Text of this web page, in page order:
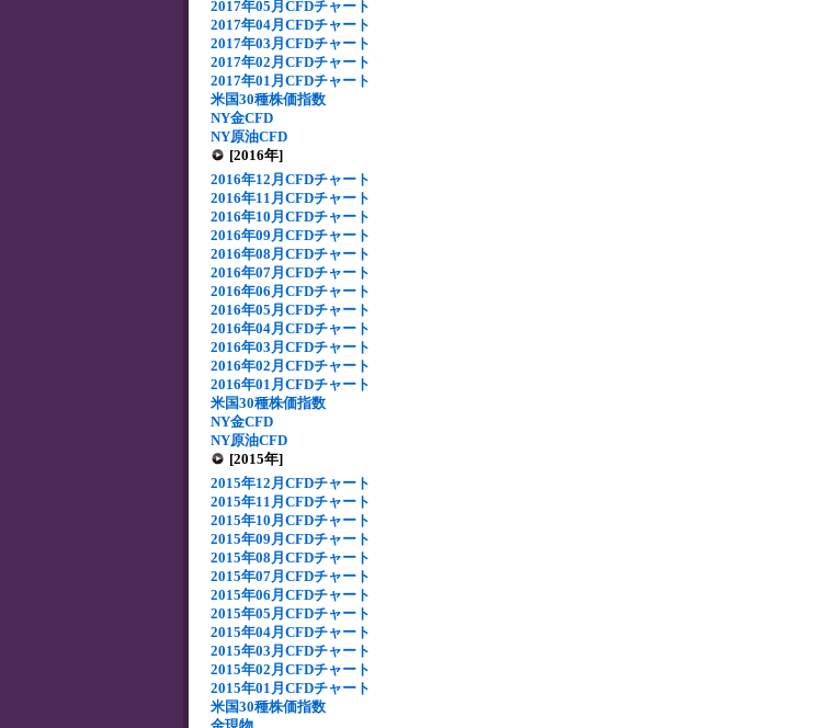
2017年05月CFDチャート
2017年04月CFDチャート
2017年03月CFDチャート
2017年02月CFDチャート
2017年01月CFDチャート
米国30種株価指数
NY金CFD
NY原油CFD
[2016年]
2016年12月CFDチャート
2016年11月CFDチャート
2016年10月CFDチャート
2016年09月CFDチャート
2016年08月CFDチャート
2016年07月CFDチャート
2016年06月CFDチャート
2016年05月CFDチャート
2016年04月CFDチャート
2016年03月CFDチャート
2016年02月CFDチャート
2016年01月CFDチャート
米国30種株価指数
NY金CFD
NY原油CFD
[2015年]
2015年12月CFDチャート
2015年11月CFDチャート
2015年10月CFDチャート
2015年09月CFDチャート
2015年08月CFDチャート
2015年07月CFDチャート
2015年06月CFDチャート
2015年05月CFDチャート
2015年04月CFDチャート
2015年03月CFDチャート
2015年02月CFDチャート
2015年01月CFDチャート
米国30種株価指数